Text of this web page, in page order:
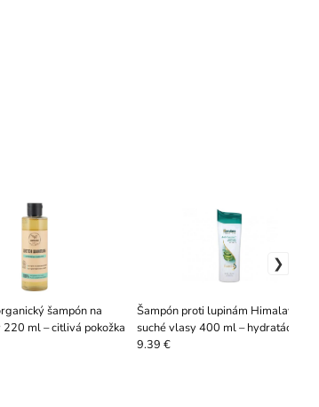
šampón na
ml – citlivá pokožka
Šampón proti lupinám Himalaya pre
suché vlasy 400 ml – hydratácia
9.39 €